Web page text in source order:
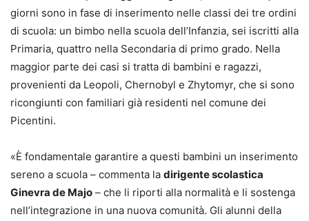
giorni sono in fase di inserimento nelle classi dei tre ordini
di scuola: un bimbo nella scuola dell’Infanzia, sei iscritti alla
Primaria, quattro nella Secondaria di primo grado. Nella
maggior parte dei casi si tratta di bambini e ragazzi,
provenienti da Leopoli, Chernobyl e Zhytomyr, che si sono
ricongiunti con familiari già residenti nel comune dei
Picentini.
«È fondamentale garantire a questi bambini un inserimento
sereno a scuola – commenta la dirigente scolastica
Ginevra de Majo – che li riporti alla normalità e li sostenga
nell’integrazione in una nuova comunità. Gli alunni della